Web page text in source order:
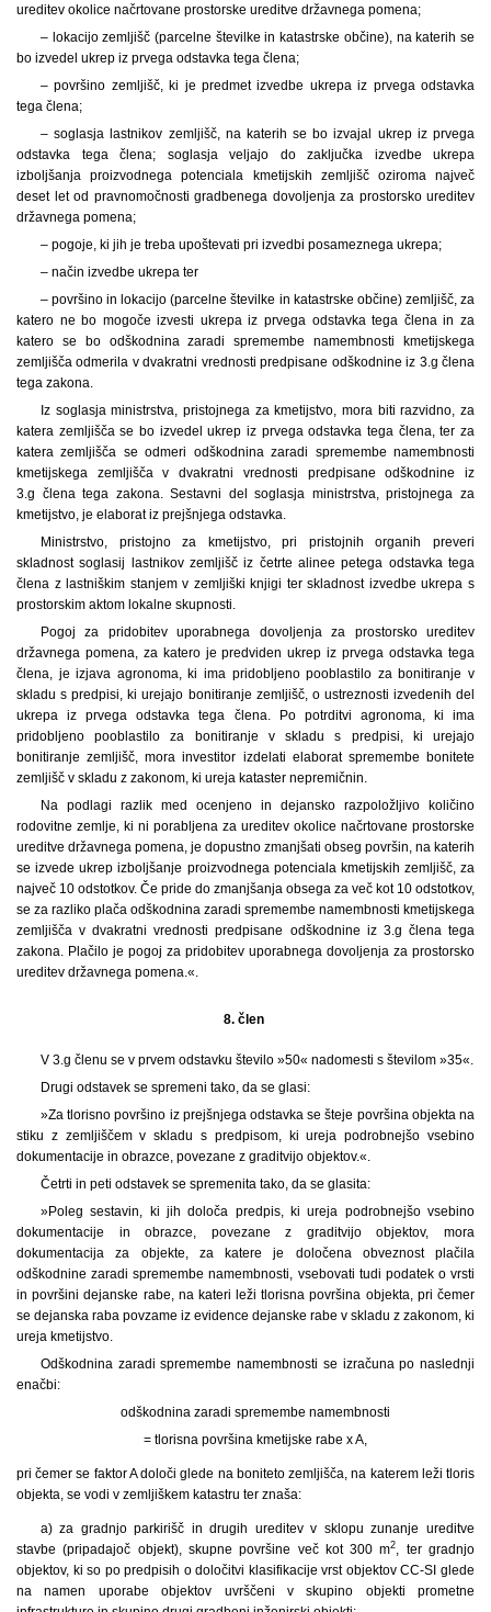
ureditev okolice načrtovane prostorske ureditve državnega pomena;
– lokacijo zemljišč (parcelne številke in katastrske občine), na katerih se
bo izvedel ukrep iz prvega odstavka tega člena;
– površino zemljišč, ki je predmet izvedbe ukrepa iz prvega odstavka
tega člena;
– soglasja lastnikov zemljišč, na katerih se bo izvajal ukrep iz prvega
odstavka tega člena; soglasja veljajo do zaključka izvedbe ukrepa
izboljšanja proizvodnega potenciala kmetijskih zemljišč oziroma največ
deset let od pravnomočnosti gradbenega dovoljenja za prostorsko ureditev
državnega pomena;
– pogoje, ki jih je treba upoštevati pri izvedbi posameznega ukrepa;
– način izvedbe ukrepa ter
– površino in lokacijo (parcelne številke in katastrske občine) zemljišč, za
katero ne bo mogoče izvesti ukrepa iz prvega odstavka tega člena in za
katero se bo odškodnina zaradi spremembe namembnosti kmetijskega
zemljišča odmerila v dvakratni vrednosti predpisane odškodnine iz 3.g člena
tega zakona.
Iz soglasja ministrstva, pristojnega za kmetijstvo, mora biti razvidno, za
katera zemljišča se bo izvedel ukrep iz prvega odstavka tega člena, ter za
katera zemljišča se odmeri odškodnina zaradi spremembe namembnosti
kmetijskega zemljišča v dvakratni vrednosti predpisane odškodnine iz
3.g člena tega zakona. Sestavni del soglasja ministrstva, pristojnega za
kmetijstvo, je elaborat iz prejšnjega odstavka.
Ministrstvo, pristojno za kmetijstvo, pri pristojnih organih preveri
skladnost soglasij lastnikov zemljišč iz četrte alinee petega odstavka tega
člena z lastniškim stanjem v zemljiški knjigi ter skladnost izvedbe ukrepa s
prostorskim aktom lokalne skupnosti.
Pogoj za pridobitev uporabnega dovoljenja za prostorsko ureditev
državnega pomena, za katero je predviden ukrep iz prvega odstavka tega
člena, je izjava agronoma, ki ima pridobljeno pooblastilo za bonitiranje v
skladu s predpisi, ki urejajo bonitiranje zemljišč, o ustreznosti izvedenih del
ukrepa iz prvega odstavka tega člena. Po potrditvi agronoma, ki ima
pridobljeno pooblastilo za bonitiranje v skladu s predpisi, ki urejajo
bonitiranje zemljišč, mora investitor izdelati elaborat spremembe bonitete
zemljišč v skladu z zakonom, ki ureja kataster nepremičnin.
Na podlagi razlik med ocenjeno in dejansko razpoložljivo količino
rodovitne zemlje, ki ni porabljena za ureditev okolice načrtovane prostorske
ureditve državnega pomena, je dopustno zmanjšati obseg površin, na katerih
se izvede ukrep izboljšanje proizvodnega potenciala kmetijskih zemljišč, za
največ 10 odstotkov. Če pride do zmanjšanja obsega za več kot 10 odstotkov,
se za razliko plača odškodnina zaradi spremembe namembnosti kmetijskega
zemljišča v dvakratni vrednosti predpisane odškodnine iz 3.g člena tega
zakona. Plačilo je pogoj za pridobitev uporabnega dovoljenja za prostorsko
ureditev državnega pomena.«.
8. člen
V 3.g členu se v prvem odstavku število »50« nadomesti s številom »35«.
Drugi odstavek se spremeni tako, da se glasi:
»Za tlorisno površino iz prejšnjega odstavka se šteje površina objekta na
stiku z zemljiščem v skladu s predpisom, ki ureja podrobnejšo vsebino
dokumentacije in obrazce, povezane z graditvijo objektov.«.
Četrti in peti odstavek se spremenita tako, da se glasita:
»Poleg sestavin, ki jih določa predpis, ki ureja podrobnejšo vsebino
dokumentacije in obrazce, povezane z graditvijo objektov, mora
dokumentacija za objekte, za katere je določena obveznost plačila
odškodnine zaradi spremembe namembnosti, vsebovati tudi podatek o vrsti
in površini dejanske rabe, na kateri leži tlorisna površina objekta, pri čemer
se dejanska raba povzame iz evidence dejanske rabe v skladu z zakonom, ki
ureja kmetijstvo.
Odškodnina zaradi spremembe namembnosti se izračuna po naslednji
enačbi:
odškodnina zaradi spremembe namembnosti
= tlorisna površina kmetijske rabe x A,
pri čemer se faktor A določi glede na boniteto zemljišča, na katerem leži tloris
objekta, se vodi v zemljiškem katastru ter znaša:
a) za gradnjo parkirišč in drugih ureditev v sklopu zunanje ureditve
stavbe (pripadajoč objekt), skupne površine več kot 300 m2
, ter gradnjo
objektov, ki so po predpisih o določitvi klasifikacije vrst objektov CC-SI glede
na namen uporabe objektov uvrščeni v skupino objekti prometne